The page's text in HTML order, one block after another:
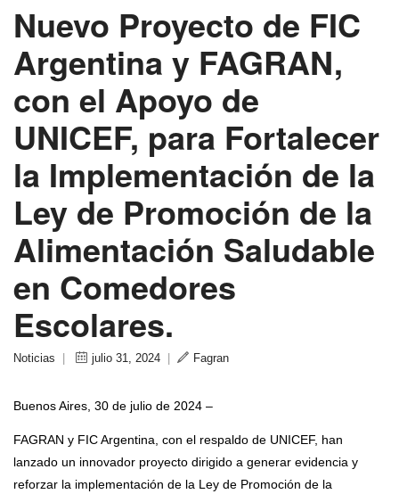
Nuevo Proyecto de FIC
Argentina y FAGRAN,
con el Apoyo de
UNICEF, para Fortalecer
la Implementación de la
Ley de Promoción de la
Alimentación Saludable
en Comedores
Escolares.
Noticias julio 31, 2024 Fagran
Buenos Aires, 30 de julio de 2024 –
FAGRAN y FIC Argentina, con el respaldo de UNICEF, han
lanzado un innovador proyecto dirigido a generar evidencia y
reforzar la implementación de la Ley de Promoción de la